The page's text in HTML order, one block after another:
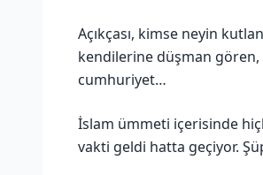
Açıkçası, kimse neyin
kendilerine düşman gören,
cumhuriyet…
İslam ümmeti içerisinde
vakti geldi hatta geçiyor.